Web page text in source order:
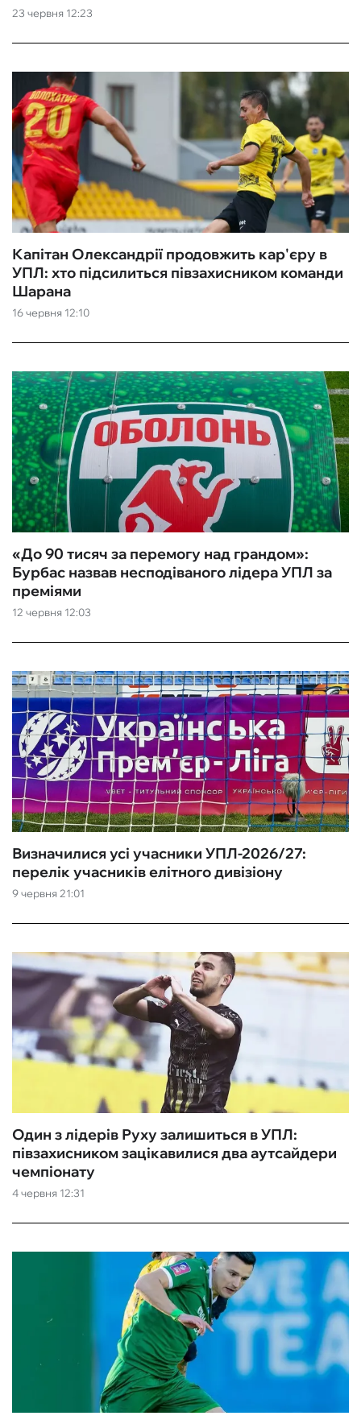
23 червня 12:23
16 червня 12:10
Капітан Олександрії продовжить кар'єру в
УПЛ: хто підсилиться півзахисником команди
Шарана
12 червня 12:03
«До 90 тисяч за перемогу над грандом»:
Бурбас назвав несподіваного лідера УПЛ за
преміями
9 червня 21:01
Визначилися усі учасники УПЛ-2026/27:
перелік учасників елітного дивізіону
4 червня 12:31
Один з лідерів Руху залишиться в УПЛ:
півзахисником зацікавилися два аутсайдери
чемпіонату